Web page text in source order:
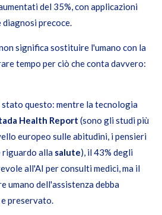
del 35%, con applicazioni
precoce.
significa sostituire l'umano con la
tempo per ciò che conta davvero:
questo: mentre la tecnologia
Health Report (sono gli studi più
europeo sulle abitudini, i pensieri
riguardo alla salute), il 43% degli
all'AI per consulti medici, ma il
umano dell'assistenza debba
preservato.